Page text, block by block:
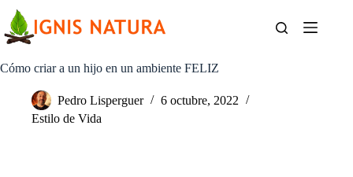
contenido
Cómo criar a un hijo en un ambiente FELIZ
Pedro Lisperguer
6 octubre, 2022
Estilo de Vida